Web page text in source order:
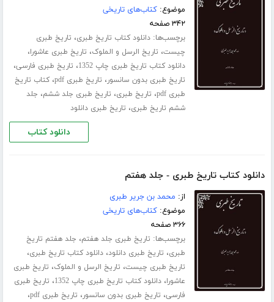
موضوع:کتاب‌های تاریخی
۳۴۲ صفحه
برچسب‌ها:دانلود کتاب تاریخ طبری، تاریخ طبری
چیست، تاریخ الرسل و الملوک، تاریخ طبری عاشورا،
دانلود کتاب تاریخ طبری چاپ 1352 ، تاریخ طبری فارسی،
تاریخ طبری بدون سانسور، تاریخ طبری pdf ،کتاب تاریخ
طبری pdf
، تاریخ طبری، تاریخ طبری جلد ششم، جلد
ششم تاریخ طبری، تاریخ طبری دانلود
دانلود کتاب
دانلود کتاب تاریخ طبری - جلد هفتم
از: محمد بن جریر طبری
موضوع:کتاب‌های تاریخی
۳۶۶ صفحه
برچسب‌ها: تاریخ طبری جلد هفتم، جلد هفتم تاریخ
طبری، تاریخ طبری دانلود،دانلود کتاب تاریخ طبری،
تاریخ طبری چیست، تاریخ الرسل و الملوک، تاریخ طبری
عاشورا،دانلود کتاب تاریخ طبری چاپ 1352 ، تاریخ طبری
فارسی، تاریخ طبری بدون سانسور، تاریخ طبری pdf ،